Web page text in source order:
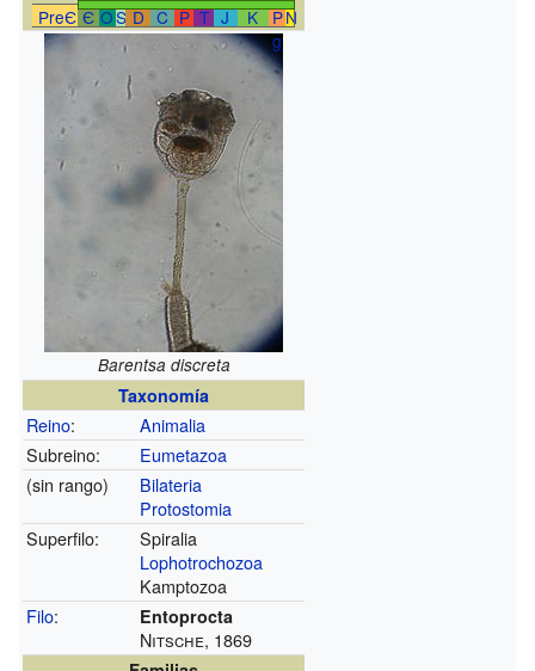
PreЄ Є OS D C P T J K P
g
N
Barentsa discreta
Taxonomía
Reino:
Animalia
Subreino:
Eumetazoa
(sin rango)
Bilateria
Protostomia
Superfilo:
Spiralia
Lophotrochozoa
Kamptozoa
Filo: Entoprocta
Nitsche, 1869